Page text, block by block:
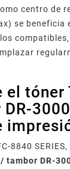
centro de
se beneficia
el tóner
8840
tambor DR-